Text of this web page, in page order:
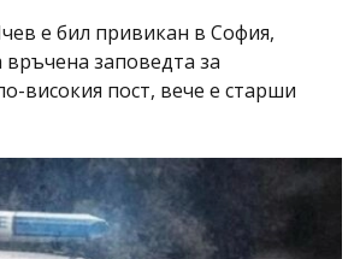
е бил привикан в София,
заповедта за
високия пост, вече е старши